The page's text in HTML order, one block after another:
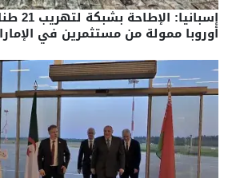
أوروبا ممولة من مستثمرين في